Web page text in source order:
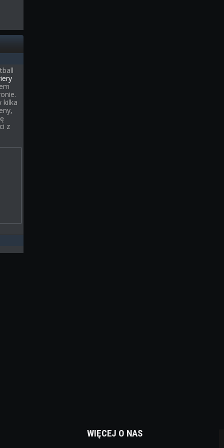
kilka
z
WIĘCEJ O NAS